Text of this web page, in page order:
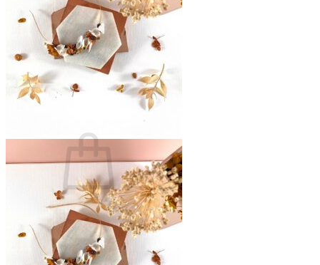
Blog
Panier /
Votre panier est vide.
Retour à la boutique